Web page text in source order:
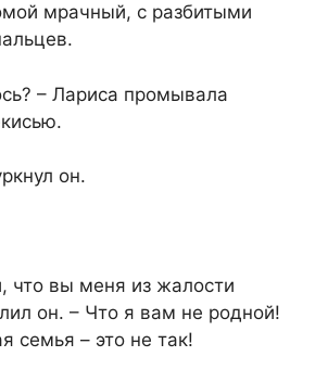
мрачный, с разбитыми
– Лариса промывала
он.
что вы меня из жалости
он. – Что я вам не родной!
семья – это не так!